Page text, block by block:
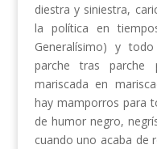
diestra y siniestra,
la política en
Generalísimo) y
parche tras parche
mariscada en
hay mamporros para
de humor negro,
cuando uno acaba de